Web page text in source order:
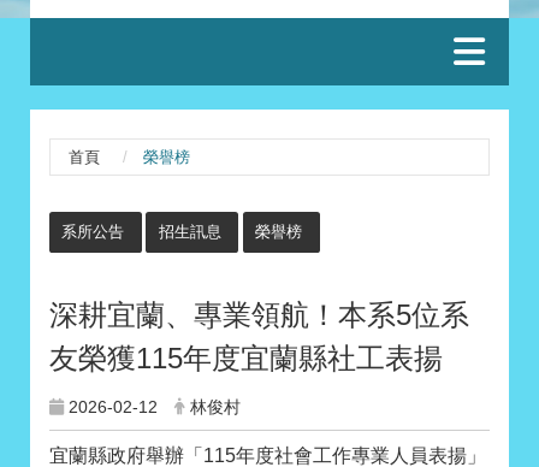
首頁 榮譽榜
系所公告 招生訊息 榮譽榜
深耕宜蘭、專業領航！本系5位系
友榮獲115年度宜蘭縣社工表揚
2026-02-12 林俊村
宜蘭縣政府舉辦「115年度社會工作專業人員表揚」